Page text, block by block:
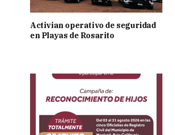
Activian operativo de seguridad
en Playas de Rosarito